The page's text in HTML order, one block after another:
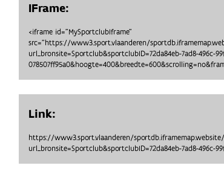
IFrame:
<iframe id="MySportclubIframe"
src="https://www3.sport.vlaanderen/
url_bronsite=Sportclub&sportclubID=72da84eb-7ad8-496c-
Link:
https://www3.sport.vlaanderen/
url_bronsite=Sportclub&sportclubID=72da84eb-7ad8-496c-